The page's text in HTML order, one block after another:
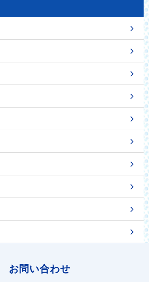
お問い合わせ